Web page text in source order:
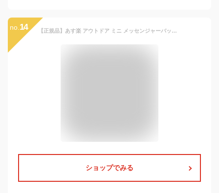
no. 14 【正規品】あす楽 アウトドア ミニ メッセンジャーバッグ 22409706 OUTDOOR PRODUCTS カプセル ショルダーバッグ アウトドアプロダクツ ブランド メンズ レディース 斜め掛け バッグ 中学生 高校生 大学生 おしゃれ 無地 送料無料
ショップでみる